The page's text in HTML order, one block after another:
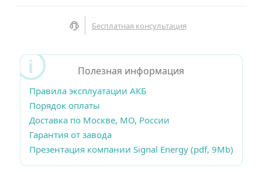
Бесплатная консультация
Полезная информация
Правила эксплуатации АКБ
Порядок оплаты
Доставка по Москве, МО, России
Гарантия от завода
Презентация компании Signal Energy (pdf, 9Mb)